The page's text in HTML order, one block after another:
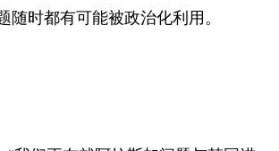
时都有可能被政治化利用。